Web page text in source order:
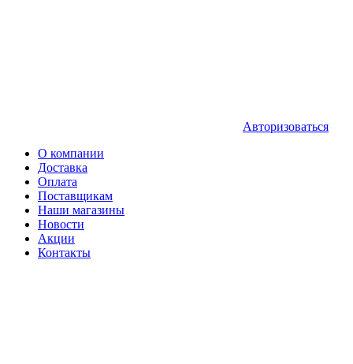
Авторизоваться
О компании
Доставка
Оплата
Поставщикам
Наши магазины
Новости
Акции
Контакты